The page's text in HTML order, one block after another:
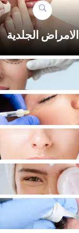
الامراض الجلدية